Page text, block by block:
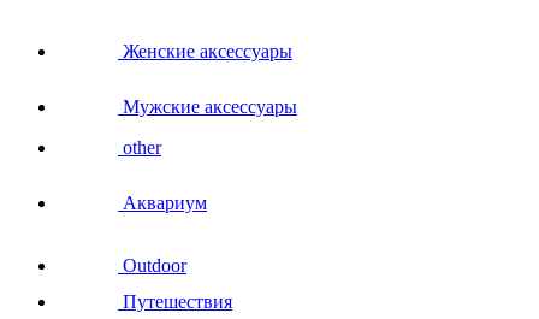
Женские аксессуары
Мужские аксессуары
other
Аквариум
Outdoor
Путешествия